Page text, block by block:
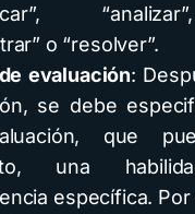
o “resolver”.
evaluación:
se debe
que
una
específica. Por